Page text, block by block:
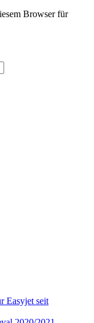
Browser für
Easyjet seit